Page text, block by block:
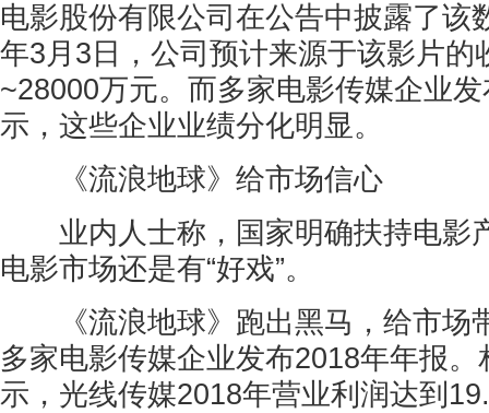
电影股份有限公司在公告中披露了该
年3月3日，公司预计来源于该影片的
~28000万元。而多家电影传媒企业
示，这些企业业绩分化明显。
《流浪地球》给市场信心
业内人士称，国家明确扶持电影
电影市场还是有“好戏”。
《流浪地球》跑出黑马，给市场
多家电影传媒企业发布2018年年报
示，光线传媒2018年营业利润达到